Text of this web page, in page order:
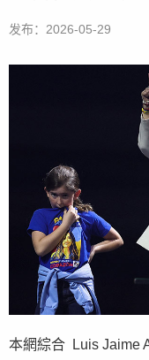
发布：2026-05-29
本網綜合 Luis Jaime